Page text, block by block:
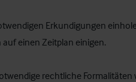
Erkundigungen
einen Zeitplan einigen.
rechtliche Formalitäten